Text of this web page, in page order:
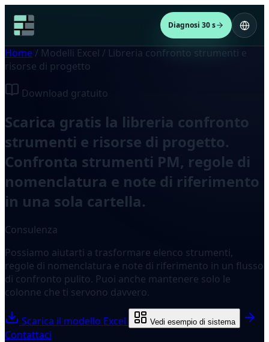
Diagnosi 30 s
Home / Modelli Excel / Libreria confronto strumenti e
risorse di progetto
Download gratuito
Scarica gratis la libreria confronto
strumenti e risorse di progetto.
Confronta strumenti PM, regole di
nomenclatura e note di riferimento
in una sola cartella.
Consulenza
Possiamo aiutarti a trasformare elenco strumenti,
regole di nomenclatura e note di riferimento in un flusso
di confronto pulito. Puoi anche mantenere solo le
colonne che ti servono davvero.
Scarica il modello Excel Vedi esempio di sistema
Contattaci